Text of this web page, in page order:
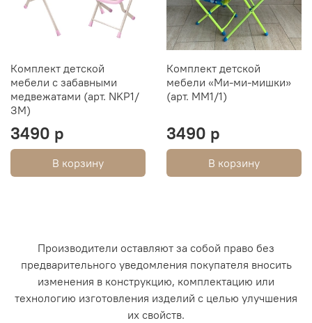
Комплект детской
мебели с забавными
медвежатами (арт. NKP1/
ЗМ)
3490 р
В корзину
Комплект детской
мебели «Ми-ми-мишки»
(арт. ММ1/1)
3490 р
В корзину
Производители оставляют за собой право без
предварительного уведомления покупателя вносить
изменения в конструкцию, комплектацию или
технологию изготовления изделий с целью улучшения
их свойств.